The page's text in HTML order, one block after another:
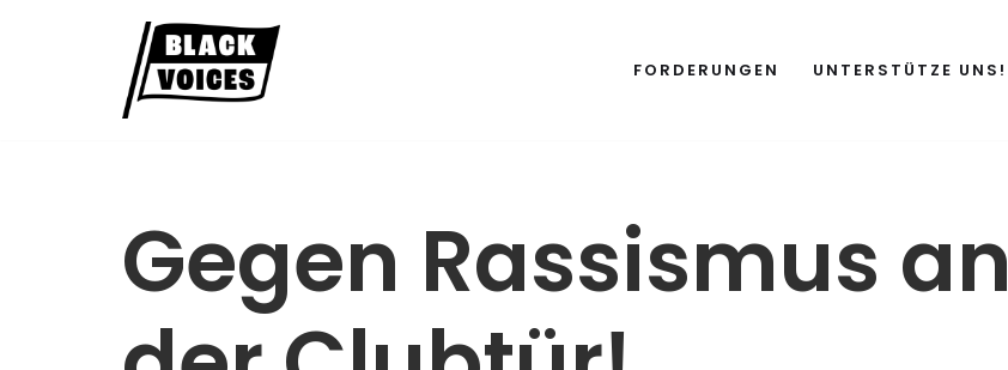
FORDERUNGEN UNTERSTÜTZE UNS!
Gegen Rassismus an